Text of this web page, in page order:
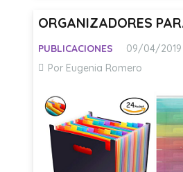
ORGANIZADORES
PUBLICACIONES 09/04/2019
Por Eugenia Romero